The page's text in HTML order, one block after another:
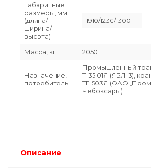
Габаритные
размеры, мм
(длина/
ширина/
высота)
1910/1230/1300
Масса, кг 2050
Назначение,
потребитель
Промышленный
Т-35.01Я (ЯБЛ-3),
ТГ-503Я (ОАО
Чебоксары)
Описание